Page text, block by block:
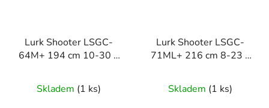
Lurk Shooter LSGC-
64M+ 194 cm 10-30 g
Skladem (1 ks)
Lurk Shooter LSGC-
71ML+ 216 cm 8-23 g
Skladem (1 ks)